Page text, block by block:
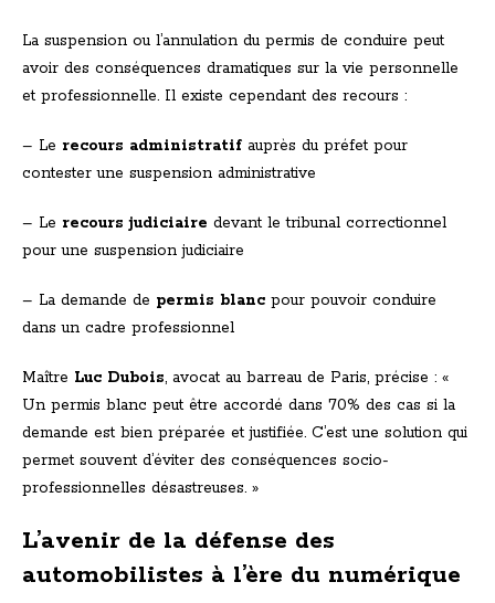
La suspension ou l’annulation du permis de conduire peut
avoir des conséquences dramatiques sur la vie personnelle
et professionnelle. Il existe cependant des recours :
– Le recours administratif auprès du préfet pour
contester une suspension administrative
– Le recours judiciaire devant le tribunal correctionnel
pour une suspension judiciaire
– La demande de permis blanc pour pouvoir conduire
dans un cadre professionnel
Maître Luc Dubois, avocat au barreau de Paris, précise : «
Un permis blanc peut être accordé dans 70% des cas si la
demande est bien préparée et justifiée. C’est une solution qui
permet souvent d’éviter des conséquences socio-
professionnelles désastreuses. »
L’avenir de la défense des
automobilistes à l’ère du numérique